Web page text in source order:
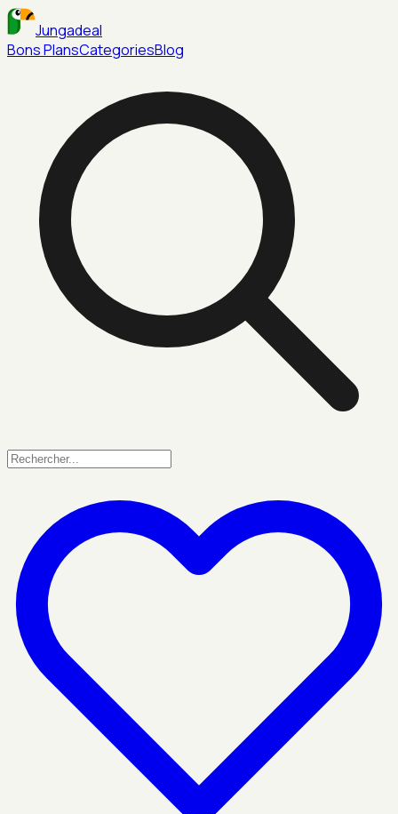
Jungadeal
Bons PlansCategoriesBlog